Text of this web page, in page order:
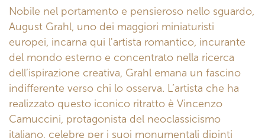
Nobile nel portamento e pensieroso nello sguardo,
August Grahl, uno dei maggiori miniaturisti
europei, incarna qui l'artista romantico, incurante
del mondo esterno e concentrato nella ricerca
dell’ispirazione creativa, Grahl emana un fascino
indifferente verso chi lo osserva. L’artista che ha
realizzato questo iconico ritratto è Vincenzo
Camuccini, protagonista del neoclassicismo
italiano, celebre per i suoi monumentali dipinti